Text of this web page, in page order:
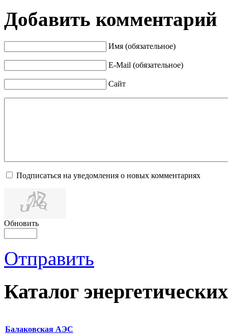
Добавить комментарий
Имя (обязательное)
E-Mail (обязательное)
Сайт
Подписаться на уведомления о новых комментариях
Обновить
Отправить
Каталог
Балаковская АЭС